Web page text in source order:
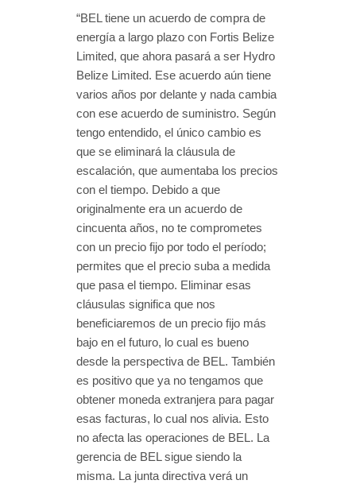
“BEL tiene un acuerdo de compra de
energía a largo plazo con Fortis Belize
Limited, que ahora pasará a ser Hydro
Belize Limited. Ese acuerdo aún tiene
varios años por delante y nada cambia
con ese acuerdo de suministro. Según
tengo entendido, el único cambio es
que se eliminará la cláusula de
escalación, que aumentaba los precios
con el tiempo. Debido a que
originalmente era un acuerdo de
cincuenta años, no te comprometes
con un precio fijo por todo el período;
permites que el precio suba a medida
que pasa el tiempo. Eliminar esas
cláusulas significa que nos
beneficiaremos de un precio fijo más
bajo en el futuro, lo cual es bueno
desde la perspectiva de BEL. También
es positivo que ya no tengamos que
obtener moneda extranjera para pagar
esas facturas, lo cual nos alivia. Esto
no afecta las operaciones de BEL. La
gerencia de BEL sigue siendo la
misma. La junta directiva verá un